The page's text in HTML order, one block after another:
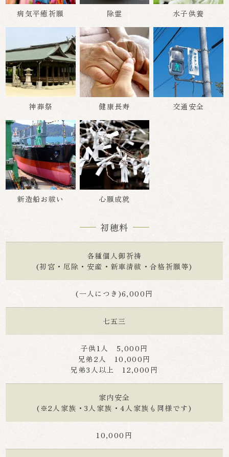
病気平癒祈願 除霊 水子供養
神葬祭 健康長寿 交通安全
新造船お祓い 心願成就
初穂料
各種個人御祈祷
(初宮・厄除・安産・新車清祓・合格祈願等)
(一人につき)6,000円
七五三
子供1人 5,000円
兄弟2人 10,000円
兄弟3人以上 12,000円
家内安全
(※2人家族・3人家族・4人家族も同様です)
10,000円